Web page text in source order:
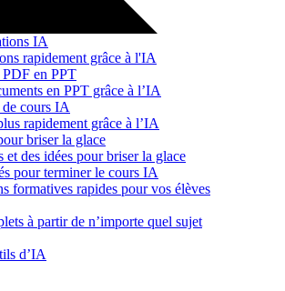
IA
rapidement grâce à l'IA
en PPT
en PPT grâce à l’IA
de cours IA
rapidement grâce à l’IA
briser la glace
et des idées pour briser la glace
pour terminer le cours IA
formatives rapides pour vos élèves
à partir de n’importe quel sujet
d’IA